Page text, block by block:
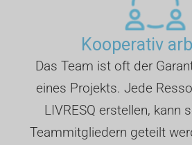
Kooperativ
Das Team ist oft der
eines Projekts. Jede
LIVRESQ erstellen, kann
Teammitgliedern geteilt